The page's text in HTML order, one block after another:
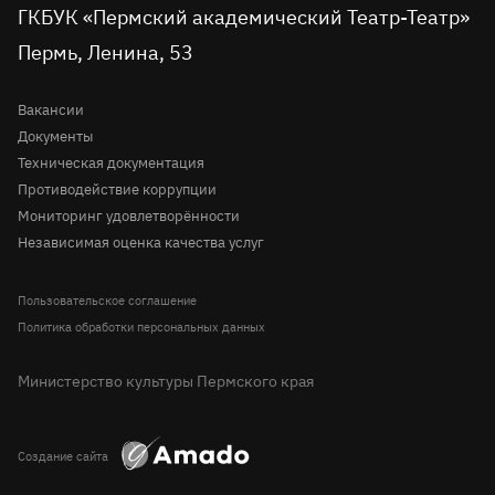
Доступная среда
Правила посещения театра
Молодёжная сцена
История
ГКБУК «Пермский академический Театр-Театр»
Пермь, Ленина, 53
Вакансии
Документы
Техническая документация
Противодействие коррупции
Мониторинг удовлетворённости
Независимая оценка качества услуг
Пользовательское соглашение
Политика обработки персональных данных
Министерство культуры Пермского края
Создание сайта